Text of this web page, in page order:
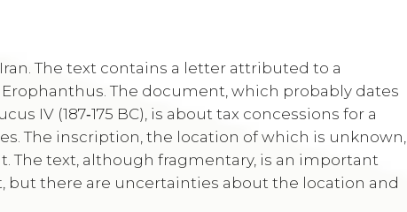
The text contains a letter attributed to a
The document, which probably dates
IV (187‑175 BC), is about tax concessions for a
The inscription, the location of which is unknown,
The text, although fragmentary, is an important
but there are uncertainties about the location and